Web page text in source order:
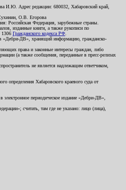
И.Ю. Адрес редакции: 680032, Хабаровский край,
О.В. Егорова
Российская Федерация, зарубежные страны.
изданные книги, а также рукописи по
1306 Гражданского кодекса РФ
«Дебри-ДВ», хранящий информацию, гражданско-
права и законные интересы граждан, либо
(а также сообщения, переданные в пресс-релизах
не является надлежащим ответчиком,
определения Хабаровского краевого суда от
периодическое издание «Дебри-ДВ»,
считать, там где не указано: лицо (лица),